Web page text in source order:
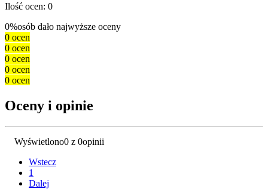
Ilość ocen: 0
0%osób dało najwyższe oceny
0 ocen
0 ocen
0 ocen
0 ocen
0 ocen
Oceny i opinie
Wyświetlono0 z 0opinii
Wstecz
1
Dalej